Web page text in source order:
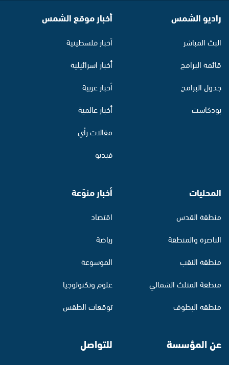
راديو الشمس
البث المباشر
قائمة البرامج
جدول البرامج
بودكاست
أخبار موقع الشمس
أخبار فلسطينية
أخبار اسرائيلية
أخبار عربية
أخبار عالمية
مقالات رأي
فيديو
المحليات
منطقة القدس
الناصرة والمنطقة
منطقة النقب
منطقة المثلث الشمالي
منطقة البطوف
أخبار منوّعة
اقتصاد
رياضة
الموسوعة
علوم وتكنولوجيا
توقعات الطقس
عن المؤسسة للتواصل